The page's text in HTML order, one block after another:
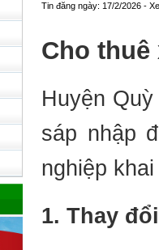
Tin đăng ngày: 17/2/2026 -
Cho
Huyện
sáp nhập
nghiệp
1. Thay